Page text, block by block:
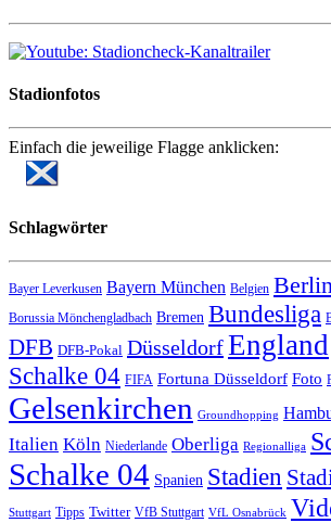
Stadionfotos
Einfach die jeweilige Flagge anklicken:
Schlagwörter
Bayer Leverkusen Bayern München Belgien
Borussia Mönchengladbach Bremen Bundesliga
DFB DFB-Pokal DüsseldorfEngland
Schalke 04 FIFA Fortuna Düsseldorf Foto
Gelsenkirchen Groundhopping
Italien Köln Niederlande Oberliga Regionalliga
Schalke 04 Spanien Stadien
Stuttgart Tipps Twitter VfB Stuttgart VfL Osnabrück